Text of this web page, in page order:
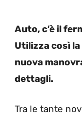
Auto, c’è il
Utilizza così
nuova
dettagli.
Tra le tante